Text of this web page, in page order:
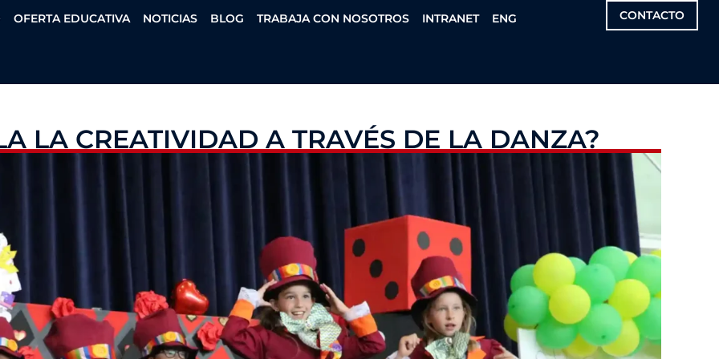
OFERTA EDUCATIVA NOTICIAS BLOG TRABAJA CON NOSOTROS INTRANET ENG CONTACTO
LA CREATIVIDAD A TRAVÉS DE LA DANZA?